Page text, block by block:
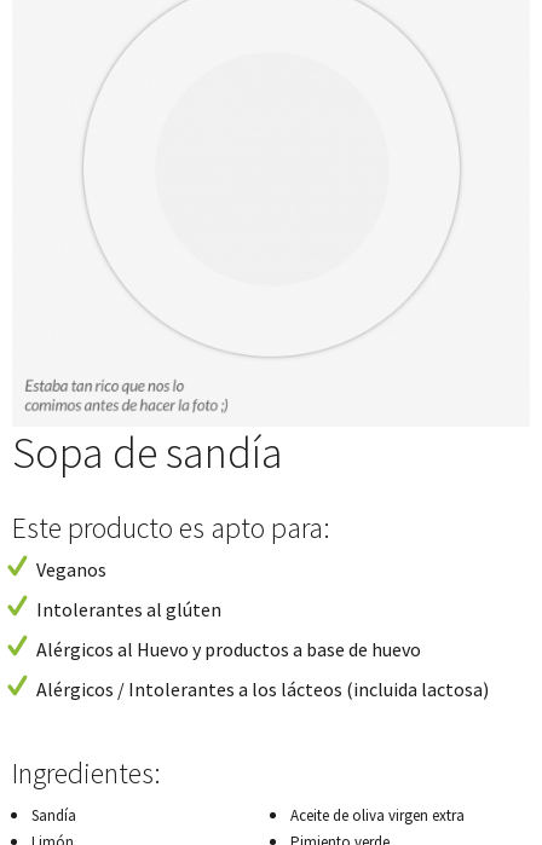
Sopa de sandía
Este producto es apto para:
Veganos
Intolerantes al glúten
Alérgicos al Huevo y productos a base de huevo
Alérgicos / Intolerantes a los lácteos (incluida lactosa)
Ingredientes:
Sandía
Aceite de oliva virgen extra